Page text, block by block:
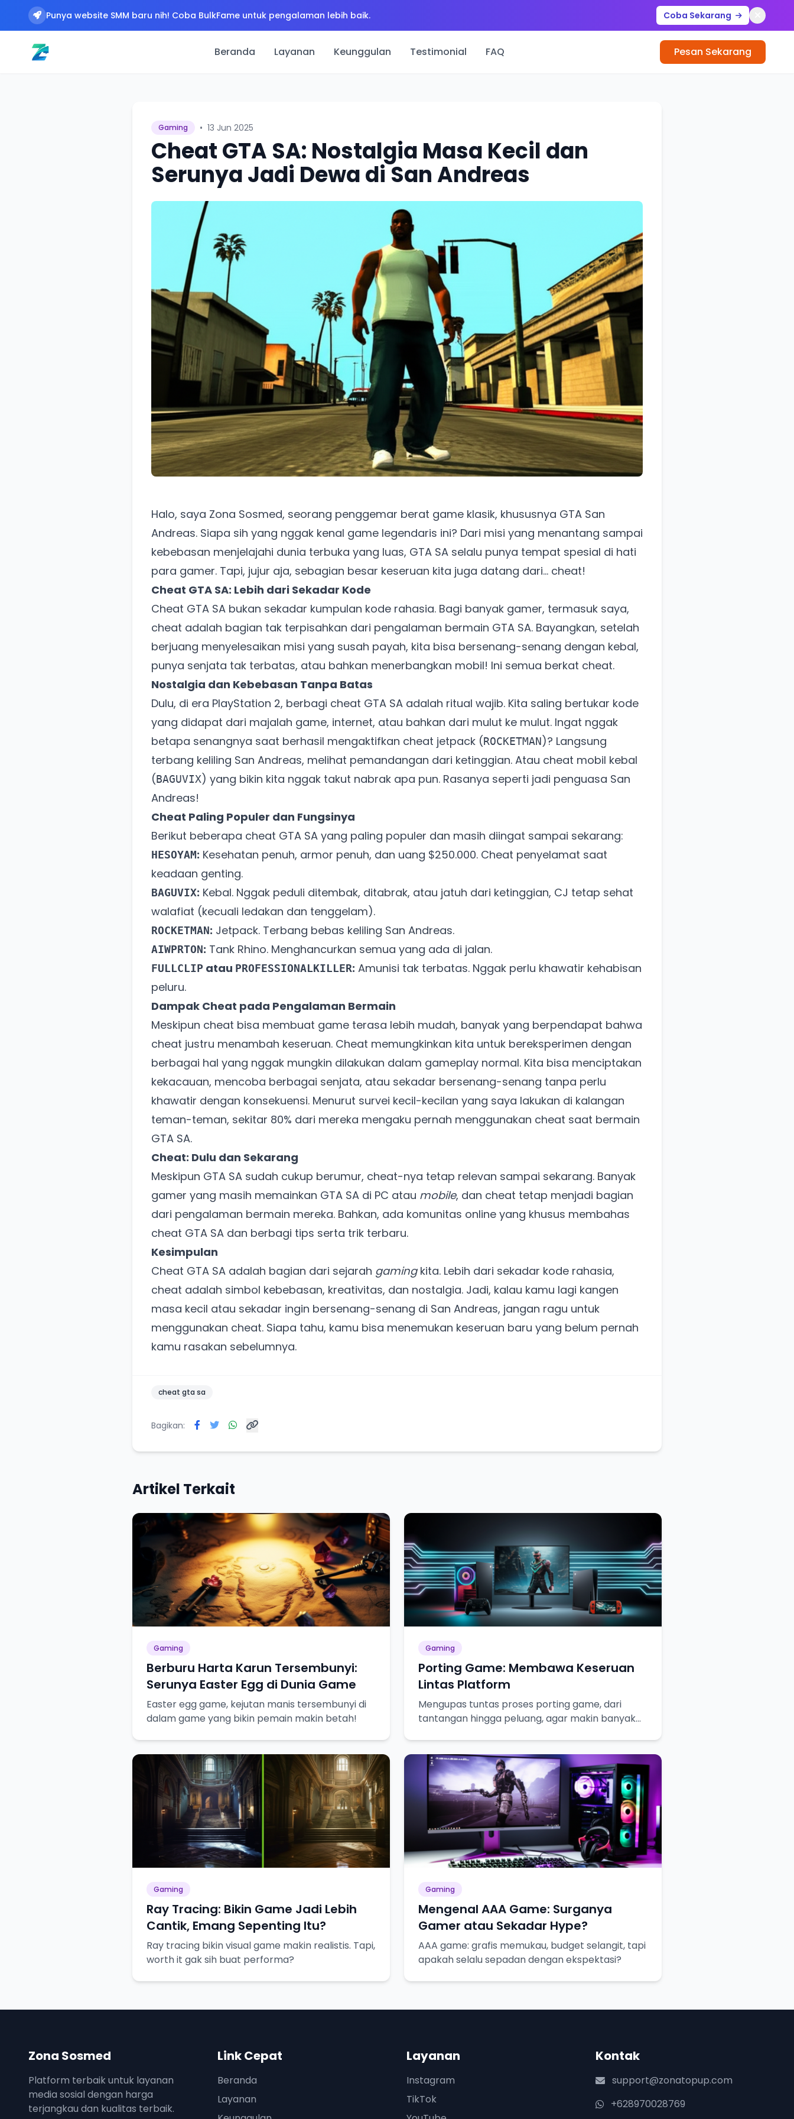
Punya website SMM baru nih! Coba BulkFame untuk pengalaman lebih baik. Coba Sekarang
Beranda Layanan Keunggulan Testimonial FAQ Pesan Sekarang
Gaming • 13 Jun 2025
Cheat GTA SA: Nostalgia Masa Kecil dan
Serunya Jadi Dewa di San Andreas
Halo, saya Zona Sosmed, seorang penggemar berat game klasik, khususnya GTA San
Andreas. Siapa sih yang nggak kenal game legendaris ini? Dari misi yang menantang sampai
kebebasan menjelajahi dunia terbuka yang luas, GTA SA selalu punya tempat spesial di hati
para gamer. Tapi, jujur aja, sebagian besar keseruan kita juga datang dari... cheat!
Cheat GTA SA: Lebih dari Sekadar Kode
Cheat GTA SA bukan sekadar kumpulan kode rahasia. Bagi banyak gamer, termasuk saya,
cheat adalah bagian tak terpisahkan dari pengalaman bermain GTA SA. Bayangkan, setelah
berjuang menyelesaikan misi yang susah payah, kita bisa bersenang-senang dengan kebal,
punya senjata tak terbatas, atau bahkan menerbangkan mobil! Ini semua berkat cheat.
Nostalgia dan Kebebasan Tanpa Batas
Dulu, di era PlayStation 2, berbagi cheat GTA SA adalah ritual wajib. Kita saling bertukar kode
yang didapat dari majalah game, internet, atau bahkan dari mulut ke mulut. Ingat nggak
betapa senangnya saat berhasil mengaktifkan cheat jetpack (ROCKETMAN)? Langsung
terbang keliling San Andreas, melihat pemandangan dari ketinggian. Atau cheat mobil kebal
(BAGUVIX) yang bikin kita nggak takut nabrak apa pun. Rasanya seperti jadi penguasa San
Andreas!
Cheat Paling Populer dan Fungsinya
Berikut beberapa cheat GTA SA yang paling populer dan masih diingat sampai sekarang:
HESOYAM: Kesehatan penuh, armor penuh, dan uang $250.000. Cheat penyelamat saat
keadaan genting.
BAGUVIX: Kebal. Nggak peduli ditembak, ditabrak, atau jatuh dari ketinggian, CJ tetap sehat
walafiat (kecuali ledakan dan tenggelam).
ROCKETMAN: Jetpack. Terbang bebas keliling San Andreas.
AIWPRTON: Tank Rhino. Menghancurkan semua yang ada di jalan.
FULLCLIP atau PROFESSIONALKILLER: Amunisi tak terbatas. Nggak perlu khawatir kehabisan
peluru.
Dampak Cheat pada Pengalaman Bermain
Meskipun cheat bisa membuat game terasa lebih mudah, banyak yang berpendapat bahwa
cheat justru menambah keseruan. Cheat memungkinkan kita untuk bereksperimen dengan
berbagai hal yang nggak mungkin dilakukan dalam gameplay normal. Kita bisa menciptakan
kekacauan, mencoba berbagai senjata, atau sekadar bersenang-senang tanpa perlu
khawatir dengan konsekuensi. Menurut survei kecil-kecilan yang saya lakukan di kalangan
teman-teman, sekitar 80% dari mereka mengaku pernah menggunakan cheat saat bermain
GTA SA.
Cheat: Dulu dan Sekarang
Meskipun GTA SA sudah cukup berumur, cheat-nya tetap relevan sampai sekarang. Banyak
gamer yang masih memainkan GTA SA di PC atau mobile, dan cheat tetap menjadi bagian
dari pengalaman bermain mereka. Bahkan, ada komunitas online yang khusus membahas
cheat GTA SA dan berbagi tips serta trik terbaru.
Kesimpulan
Cheat GTA SA adalah bagian dari sejarah gamingkita. Lebih dari sekadar kode rahasia,
cheat adalah simbol kebebasan, kreativitas, dan nostalgia. Jadi, kalau kamu lagi kangen
masa kecil atau sekadar ingin bersenang-senang di San Andreas, jangan ragu untuk
menggunakan cheat. Siapa tahu, kamu bisa menemukan keseruan baru yang belum pernah
kamu rasakan sebelumnya.
cheat gta sa
Bagikan:
Artikel Terkait
Gaming
Berburu Harta Karun Tersembunyi:
Serunya Easter Egg di Dunia Game
Easter egg game, kejutan manis tersembunyi di
dalam game yang bikin pemain makin betah!
Gaming
Porting Game: Membawa Keseruan
Lintas Platform
Mengupas tuntas proses porting game, dari
tantangan hingga peluang, agar makin banyak
Gaming
Ray Tracing: Bikin Game Jadi Lebih
Cantik, Emang Sepenting Itu?
Ray tracing bikin visual game makin realistis. Tapi,
worth it gak sih buat performa?
Gaming
Mengenal AAA Game: Surganya
Gamer atau Sekadar Hype?
AAA game: grafis memukau, budget selangit, tapi
apakah selalu sepadan dengan ekspektasi?
Zona Sosmed
Platform terbaik untuk layanan
media sosial dengan harga
terjangkau dan kualitas terbaik.
Link Cepat
Beranda
Layanan
Layanan
Instagram
TikTok
Kontak
support@zonatopup.com
+628970028769
Ada Website Baru!
Khusus untuk kamu yang mau coba
Tanpa daftar ulang, gratis dicoba. Kamu tetap bisa pakai
Zona Sosmed kapan saja.
Coba BulkFame
Lain kali saja